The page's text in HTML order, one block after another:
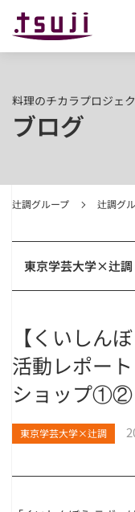
辻調グループ 辻調グ
料理のチカラプロジェ
ブログ
東京学芸大学×辻調
【くいしん
活動レポー
ショップ①②
東京学芸大学×辻調